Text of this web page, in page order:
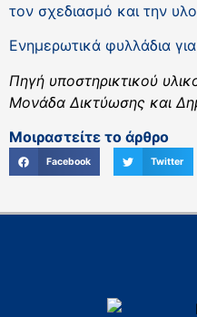
τον σχεδιασμό και την
Ενημερωτικά φυλλάδια
Πηγή υποστηρικτικού
Μονάδα Δικτύωσης και
Μοιραστείτε το άρθρο
Facebook Twitter